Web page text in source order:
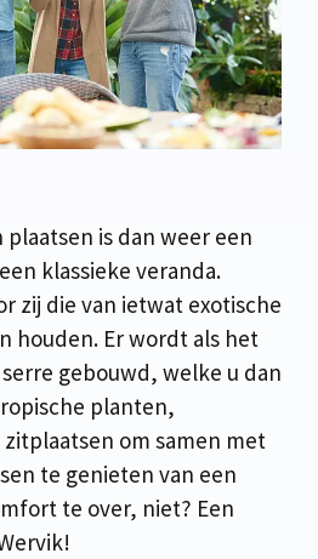
is dan weer een
klassieke veranda.
zij die van ietwat exotische
houden. Er wordt als het
gebouwd, welke u dan
planten,
om samen met
te genieten van een
te over, niet? Een